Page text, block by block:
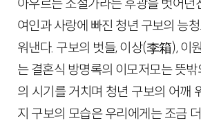
아우르는 소설가라는 후광을 벗어
여인과 사랑에 빠진 청년 구보의 능
워낸다. 구보의 벗들, 이상(李箱), 이
는 결혼식 방명록의 이모저모는 뜻
의 시기를 거치며 청년 구보의 어깨
지 구보의 모습은 우리에게는 조금